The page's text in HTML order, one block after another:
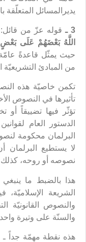
يديرالمسائل المتعلّقة
3 ـ قوله عزّ من
اللَّهُ بَعْضَهُمْ عَلَى بَعْضٍ
حيث يمثّل قاعدةً عامّة
من المبادئ التشريعيّة
تكمن خاصيّة هذه
تأثيرها في النصوص
تؤثّر فيها تضييقاً
الدستور العام
البرلمان محكومة
لا يستطيع البرلمان
نصوصه أو روحه، كذلك
هذا بالضبط ما
الشريعة
والنصوص القانونيّة
والسنّة على وتيرة
هذه نقطة مهمّة جداً